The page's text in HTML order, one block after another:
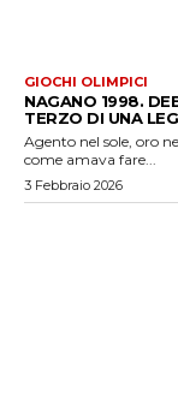
GIOCHI OLIMPICI
NAGANO 1998.
TERZO DI UNA
Agento nel sole, oro
come amava fare...
3 Febbraio 2026